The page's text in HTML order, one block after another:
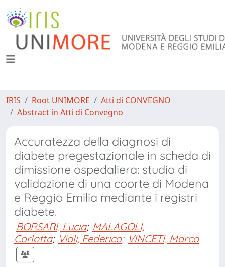
IRIS Root UNIMORE
Atti di CONVEGNO
Abstract in Atti di Convegno
Accuratezza della diagnosi di
diabete pregestazionale in scheda di
dimissione ospedaliera: studio di
validazione di una coorte di Modena
e Reggio Emilia mediante i registri
diabete.
BORSARI, Lucia; MALAGOLI,
Carlotta; Violi, Federica; VINCETI, Marco